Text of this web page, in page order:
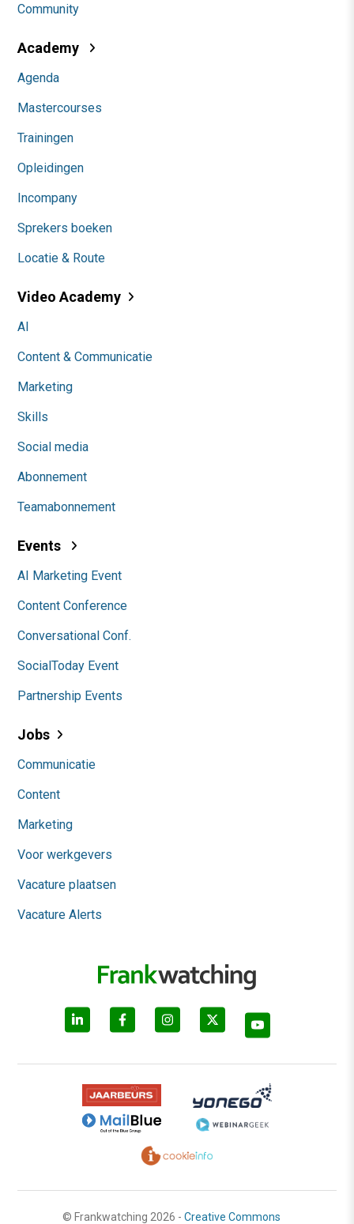
Community
Academy
Agenda
Mastercourses
Trainingen
Opleidingen
Incompany
Sprekers boeken
Locatie & Route
Video Academy
AI
Content & Communicatie
Marketing
Skills
Social media
Abonnement
Teamabonnement
Events
AI Marketing Event
Content Conference
Conversational Conf.
SocialToday Event
Partnership Events
Jobs
Communicatie
Content
Marketing
Voor werkgevers
Vacature plaatsen
Vacature Alerts
© Frankwatching 2026 - Creative Commons